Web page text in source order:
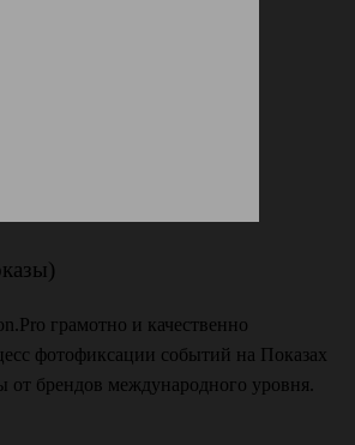
грамотно и качественно
фотофиксации событий на Показах
от брендов международного уровня.